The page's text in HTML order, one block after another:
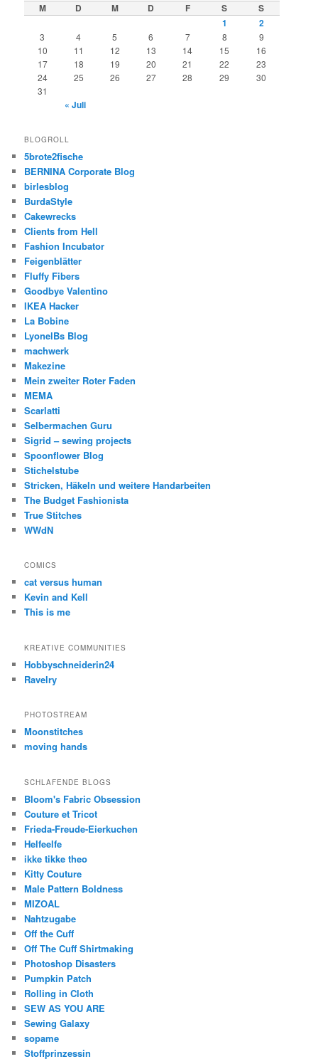
M D M D F S
S
1
2
3 4 5 6 7 8
9
10
11 12 13 14 15
16
17
18 19 20 21 22
23
24
25 26 27 28 29
30
31
« Juli
BLOGROLL
5brote2fische
BERNINA Corporate Blog
birlesblog
BurdaStyle
Cakewrecks
Clients from Hell
Fashion Incubator
Feigenblätter
Fluffy Fibers
Goodbye Valentino
IKEA Hacker
La Bobine
LyonelBs Blog
machwerk
Makezine
Mein zweiter Roter Faden
MEMA
Scarlatti
Selbermachen Guru
Sigrid – sewing projects
Spoonflower Blog
Stichelstube
Stricken, Häkeln und weitere Handarbeiten
The Budget Fashionista
True Stitches
WWdN
COMICS
cat versus human
Kevin and Kell
This is me
KREATIVE COMMUNITIES
Hobbyschneiderin24
Ravelry
PHOTOSTREAM
Moonstitches
moving hands
SCHLAFENDE BLOGS
Bloom's Fabric Obsession
Couture et Tricot
Frieda-Freude-Eierkuchen
Helfeelfe
ikke tikke theo
Kitty Couture
Male Pattern Boldness
MIZOAL
Nahtzugabe
Off the Cuff
Off The Cuff Shirtmaking
Photoshop Disasters
Pumpkin Patch
Rolling in Cloth
SEW AS YOU ARE
Sewing Galaxy
sopame
Stoffprinzessin